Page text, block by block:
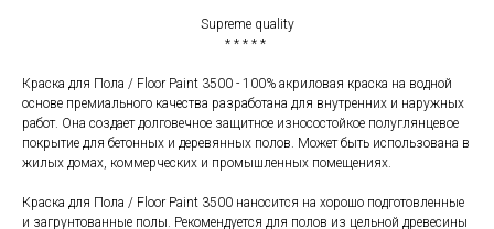
Supreme quality
* * * * *
Краска для Пола / Floor Paint 3500 - 100% акриловая краска на водной
основе премиального качества разработана для внутренних и наружных
работ. Она создает долговечное защитное износостойкое полуглянцевое
покрытие для бетонных и деревянных полов. Может быть использована в
жилых домах, коммерческих и промышленных помещениях.
Краска для Пола / Floor Paint 3500 наносится на хорошо подготовленные
и загрунтованные полы. Рекомендуется для полов из цельной древесины